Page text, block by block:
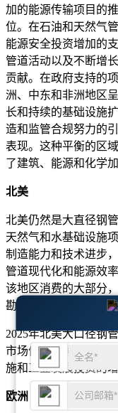
加的能源传输项目的
位。在石油和天然气
能源安全投资增加的
管道活动以及不断增
贡献。在政府支持的
洲、中东和非洲地区
长和持续的基础设施
造和监管合规努力的
表现。这种平衡的区
了建筑、能源和化学
北美
北美仍然是大直径钢
天然气和水基础设施
制造能力和技术进步
管道现代化和能源效
该地区消费的大部分
勘探、公用设施升级
2025年北美大口径钢
市场份额，预计到
施和工业发展投资的
欧洲